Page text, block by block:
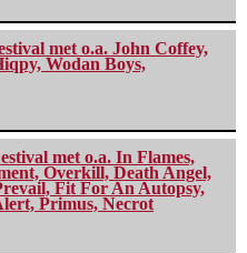
met o.a. John Coffey,
Wodan Boys,
met o.a. In Flames,
Overkill, Death Angel,
Fit For An Autopsy,
Primus, Necrot